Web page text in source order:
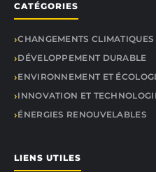
CATÉGORIES
CHANGEMENTS CLIMATIQUES
DÉVELOPPEMENT DURABLE
ENVIRONNEMENT ET
INNOVATION ET
ÉNERGIES RENOUVELABLES
LIENS UTILES